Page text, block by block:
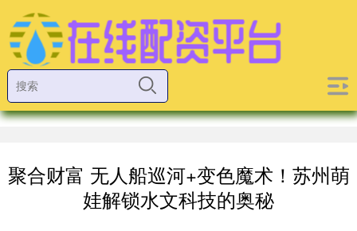
聚合财富 无人船巡河+变色魔术！苏州萌
娃解锁水文科技的奥秘